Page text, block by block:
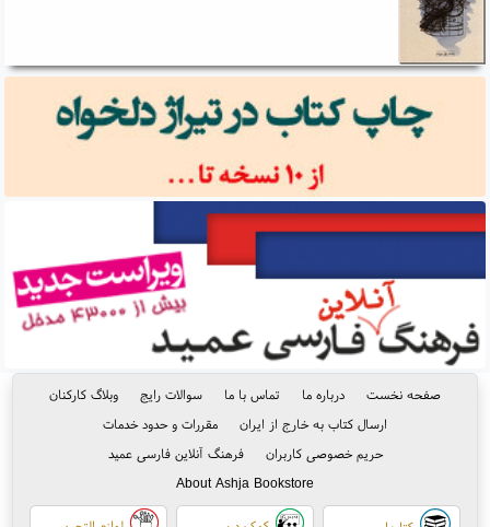
صفحه نخست درباره ما تماس با ما سوالات رایج
وبلاگ کارکنان
ارسال کتاب به خارج از ایران
مقررات و حدود خدمات
حریم خصوصی کاربران
فرهنگ آنلاین فارسی عمید
About Ashja Bookstore